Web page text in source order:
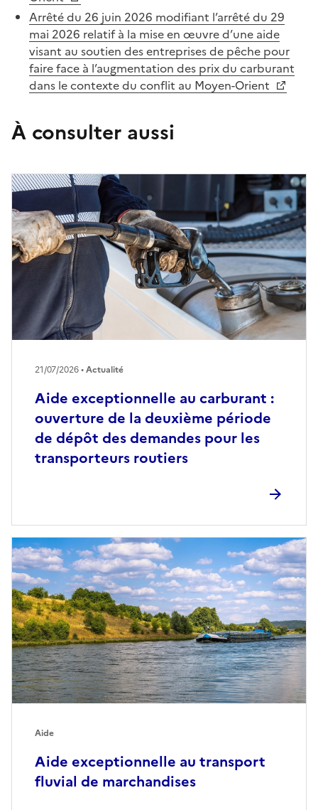
Arrêté du 26 juin 2026 modifiant l’arrêté du 29
mai 2026 relatif à la mise en œuvre d’une aide
visant au soutien des entreprises de pêche pour
faire face à l’augmentation des prix du carburant
dans le contexte du conflit au Moyen-Orient
À consulter aussi
Aide exceptionnelle au carburant :
ouverture de la deuxième période
de dépôt des demandes pour les
transporteurs routiers
21/07/2026 •Actualité
Aide exceptionnelle au transport
fluvial de marchandises
Aide